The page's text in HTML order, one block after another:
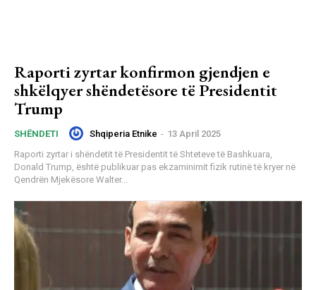
Raporti zyrtar konfirmon gjendjen e
shkëlqyer shëndetësore të Presidentit
Trump
SHËNDETI Shqiperia Etnike - 13 April 2025
Raporti zyrtar i shëndetit të Presidentit të Shteteve të Bashkuara,
Donald Trump, është publikuar pas ekzaminimit fizik rutinë të kryer në
Qendrën Mjekësore Walter...